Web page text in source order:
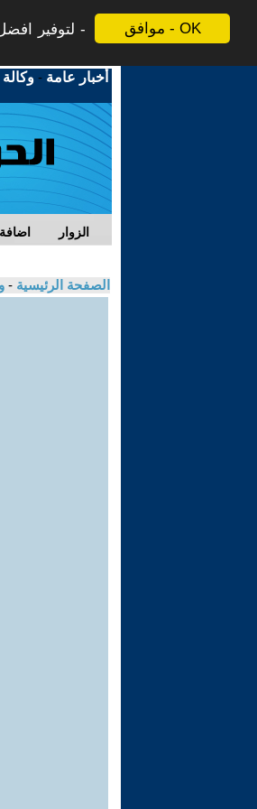
موافق - OK
لتوفير
أخبار عامة -وكالة
الزوار
الصفحة الرئيسية -